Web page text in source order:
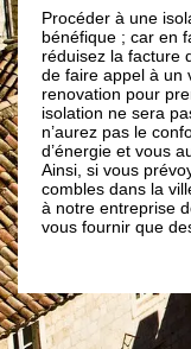
que
vous
si votre
de gain
rien.
de
appel
pour ne
Lors d'une
rénovation,
réalisée de
chevrons.
à un
D’ailleurs,
performance
température
isolation de
entreprise
Villeneuve